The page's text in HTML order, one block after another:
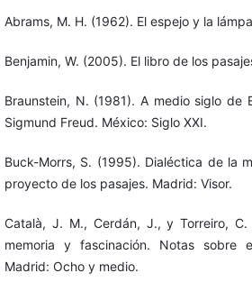
Abrams, M. H. (1962). El espejo y la
Benjamin, W. (2005). El libro de los
Braunstein, N. (1981). A medio siglo de
Sigmund Freud. México: Siglo XXI.
Buck-Morrs, S. (1995). Dialéctica de la
proyecto de los pasajes. Madrid: Visor.
Català, J. M., Cerdán, J., y Torreiro,
memoria y fascinación. Notas sobre
Madrid: Ocho y medio.